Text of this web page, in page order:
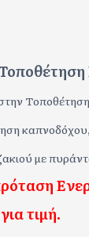
καπνοδόχου,
με
τιμή.